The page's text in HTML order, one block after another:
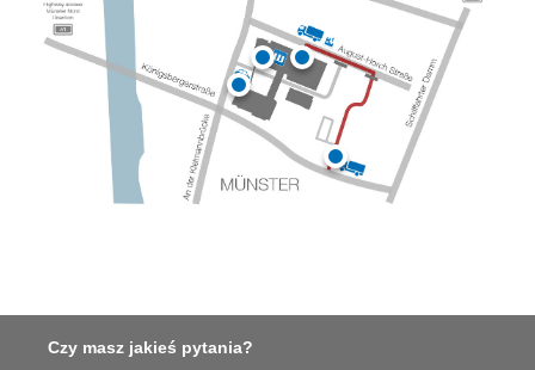
Czy masz jakieś pytania?